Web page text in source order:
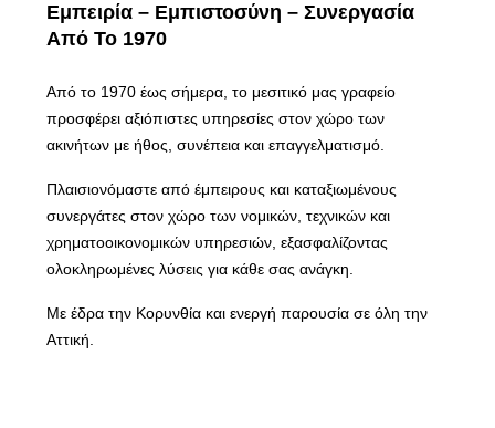
Εμπειρία – Εμπιστοσύνη – Συνεργασία
Από Το 1970
Από το 1970 έως σήμερα, το μεσιτικό μας γραφείο
προσφέρει αξιόπιστες υπηρεσίες στον χώρο των
ακινήτων με ήθος, συνέπεια και επαγγελματισμό.
Πλαισιονόμαστε από έμπειρους και καταξιωμένους
συνεργάτες στον χώρο των νομικών, τεχνικών και
χρηματοοικονομικών υπηρεσιών, εξασφαλίζοντας
ολοκληρωμένες λύσεις για κάθε σας ανάγκη.
Με έδρα την Κορυνθία και ενεργή παρουσία σε όλη την
Αττική.